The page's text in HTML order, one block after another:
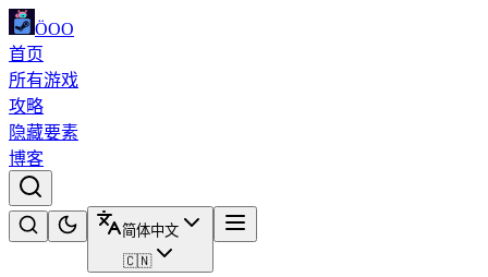
ÖOO
首页
所有游戏
攻略
隐藏要素
博客
简体中文
🇨🇳